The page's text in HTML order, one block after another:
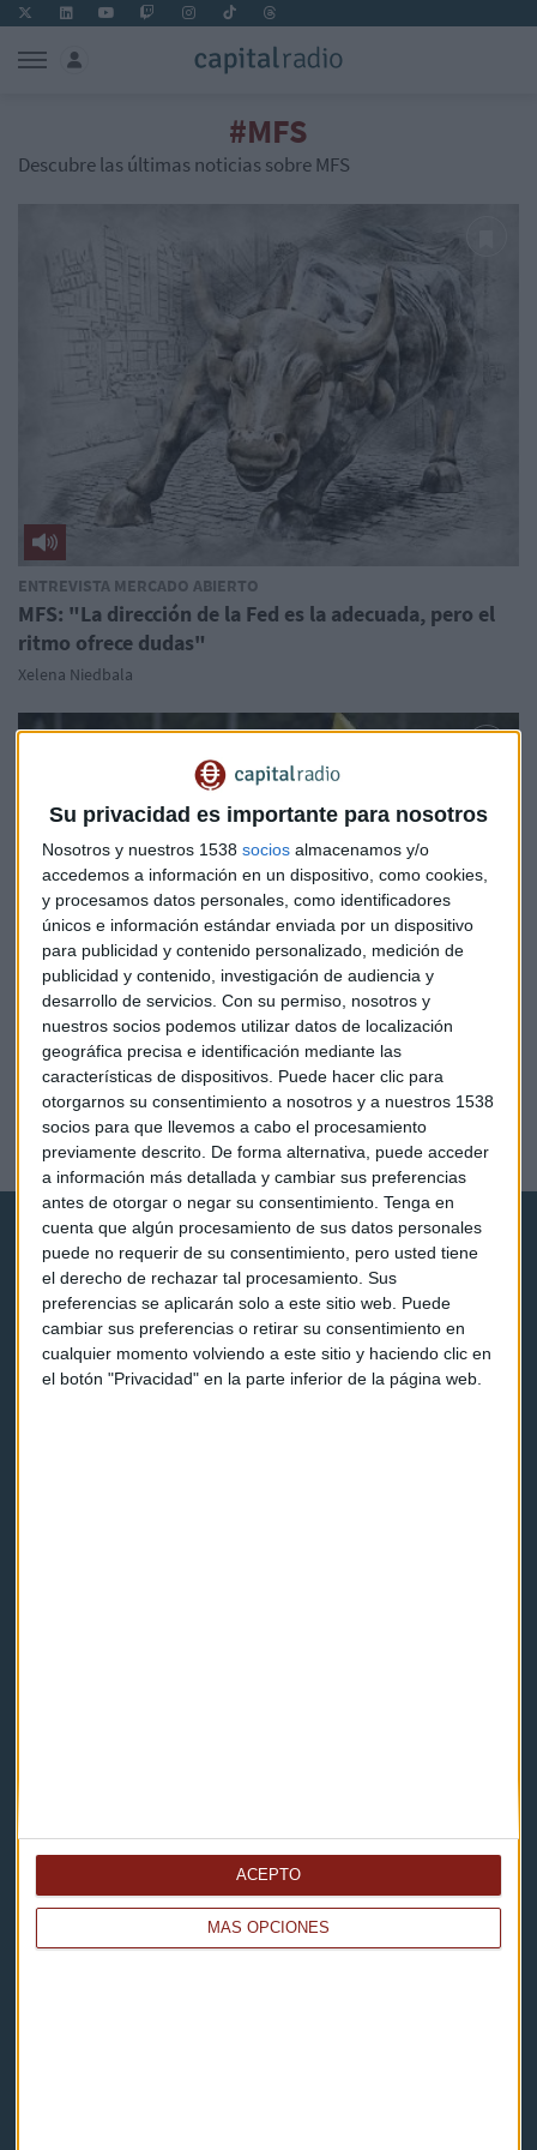
Su privacidad es importante para nosotros
Nosotros y nuestros 1538 socios almacenamos y/o
accedemos a información en un dispositivo, como cookies,
y procesamos datos personales, como identificadores
únicos e información estándar enviada por un dispositivo
para publicidad y contenido personalizado, medición de
publicidad y contenido, investigación de audiencia y
desarrollo de servicios. Con su permiso, nosotros y
nuestros socios podemos utilizar datos de localización
geográfica precisa e identificación mediante las
características de dispositivos. Puede hacer clic para
otorgarnos su consentimiento a nosotros y a nuestros 1538
socios para que llevemos a cabo el procesamiento
previamente descrito. De forma alternativa, puede acceder
a información más detallada y cambiar sus preferencias
antes de otorgar o negar su consentimiento. Tenga en
cuenta que algún procesamiento de sus datos personales
puede no requerir de su consentimiento, pero usted tiene
el derecho de rechazar tal procesamiento. Sus
preferencias se aplicarán solo a este sitio web. Puede
cambiar sus preferencias o retirar su consentimiento en
cualquier momento volviendo a este sitio y haciendo clic en
el botón "Privacidad" en la parte inferior de la página web.
MÁS OPCIONES
ACEPTO
#MFS
Descubre las últimas noticias sobre MFS
ENTREVISTA MERCADO ABIERTO
MFS: "La dirección de la Fed es la adecuada, pero el
ritmo ofrece dudas"
Xelena Niedbala
ECUADOR, NUEVA OPORTUNIDAD
Vontobel AM: "Los planes económicos de Petro en
Colombia no son realistas"
Javier Luengo
Capital Radio
Aviso legal
Descarga nuestras apps